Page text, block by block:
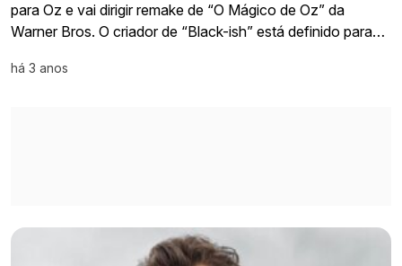
para Oz e vai dirigir remake de “O Mágico de Oz” da
Warner Bros. O criador de “Black-ish” está definido para…
há 3 anos